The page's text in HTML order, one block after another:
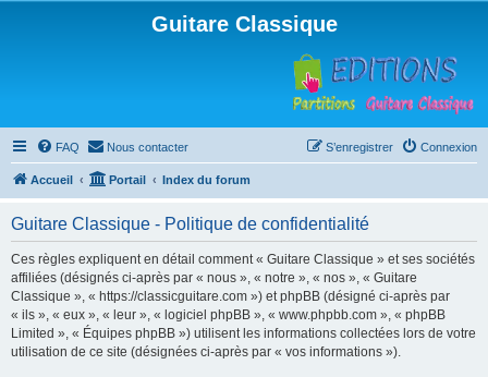
Guitare Classique
FAQ Nous contacter Connexion
S’enregistrer
Accueil Portail Index du forum
Guitare Classique - Politique de confidentialité
Ces règles expliquent en détail comment « Guitare Classique » et ses sociétés
affiliées (désignés ci-après par « nous », « notre », « nos », « Guitare
Classique », « https://classicguitare.com ») et phpBB (désigné ci-après par
« ils », « eux », « leur », « logiciel phpBB », « www.phpbb.com », « phpBB
Limited », « Équipes phpBB ») utilisent les informations collectées lors de votre
utilisation de ce site (désignées ci-après par « vos informations »).